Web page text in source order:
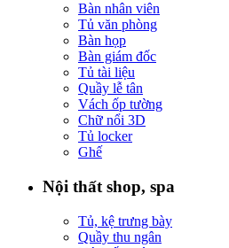
Bàn nhân viên
Tủ văn phòng
Bàn họp
Bàn giám đốc
Tủ tài liệu
Quầy lễ tân
Vách ốp tường
Chữ nổi 3D
Tủ locker
Ghế
Nội thất shop, spa
Tủ, kệ trưng bày
Quầy thu ngân